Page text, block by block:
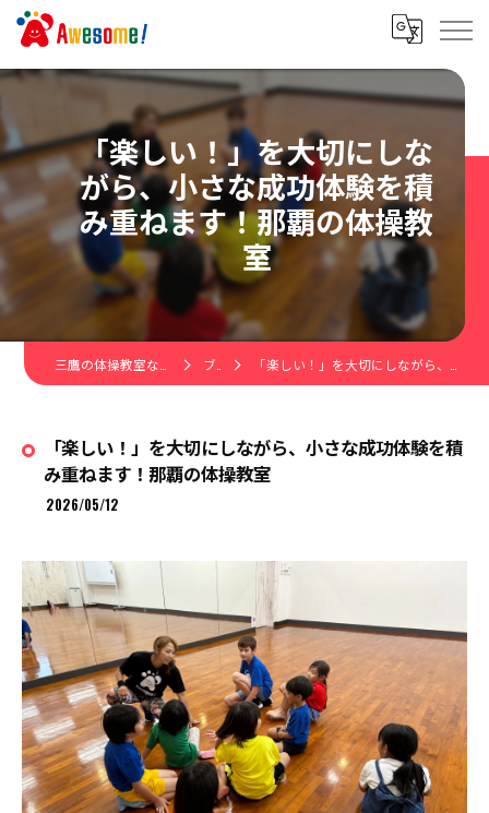
「楽しい！」を大切にしな
がら、小さな成功体験を積
み重ねます！那覇の体操教
室
ブログ 「楽しい！」を大切にしながら、小さな成功体験を積み重ねます！那覇の体操教室
「楽しい！」を大切にしながら、小さな成功体験を積
み重ねます！那覇の体操教室
2026/05/12